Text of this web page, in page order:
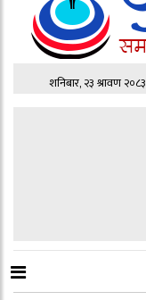
शनिबार, २३ श्रावण २०८३